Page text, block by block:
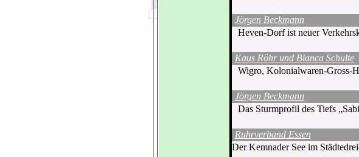
Jörgen Beckmann
Heven-Dorf ist neuer
Kaus Röhr und Bianca Schulte
Wigro, Kolonialwaren-Gross-
Jörgen Beckmann
Das Sturmprofil des Tiefs
Ruhrverband Essen
Der Kemnader See im